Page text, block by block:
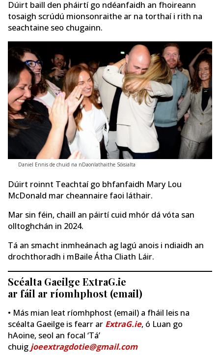
Dúirt baill den pháirtí go ndéanfaidh an fhoireann
tosaigh scrúdú mionsonraithe ar na torthaí i rith na
seachtaine seo chugainn.
Daniel Ennis de chuid na nDaonlathaithe Sóisialta
Dúirt roinnt Teachtaí go bhfanfaidh Mary Lou
McDonald mar cheannaire faoi láthair.
Mar sin féin, chaill an páirtí cuid mhór dá vóta san
olltoghchán in 2024.
Tá an smacht inmheánach ag lagú anois i ndiaidh an
drochthoradh i mBaile Átha Cliath Láir.
Scéalta Gaeilge ExtraG.ie
ar fáil ar ríomhphost (email)
• Más mian leat ríomhphost (email) a fháil leis na
scéalta Gaeilge is fearr ar ExtraG.ie, ó Luan go
hAoine, seol an focal ‘Tá’
chuig joeextragdotie@gmail.com